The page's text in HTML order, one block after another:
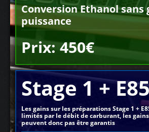
Conversion Ethanol sans
puissance
Prix: 450€
Stage 1 +
Les gains sur les préparations Stage 1 +
limités par le débit de carburant, les
peuvent donc pas être garantis